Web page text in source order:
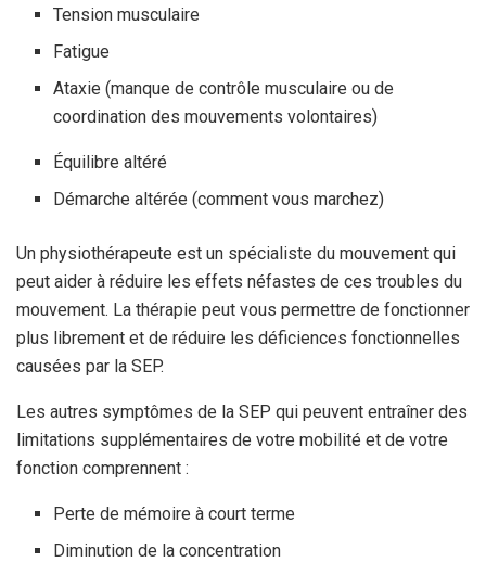
Tension musculaire
Fatigue
Ataxie (manque de contrôle musculaire ou de
coordination des mouvements volontaires)
Équilibre altéré
Démarche altérée (comment vous marchez)
Un physiothérapeute est un spécialiste du mouvement qui
peut aider à réduire les effets néfastes de ces troubles du
mouvement. La thérapie peut vous permettre de fonctionner
plus librement et de réduire les déficiences fonctionnelles
causées par la SEP.
Les autres symptômes de la SEP qui peuvent entraîner des
limitations supplémentaires de votre mobilité et de votre
fonction comprennent :
Perte de mémoire à court terme
Diminution de la concentration